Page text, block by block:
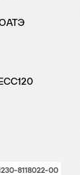
8118022-00